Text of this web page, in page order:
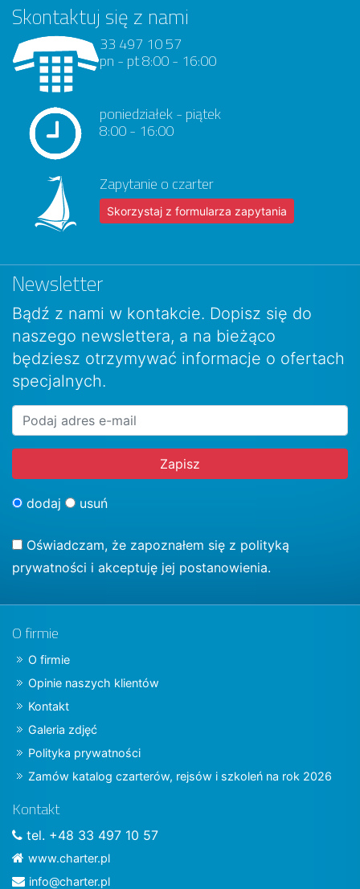
Skontaktuj się z nami
33 497 10 57
pn - pt 8:00 - 16:00
poniedziałek - piątek
8:00 - 16:00
Zapytanie o czarter
Skorzystaj z formularza zapytania
Newsletter
Bądź z nami w kontakcie. Dopisz się do
naszego newslettera, a na bieżąco
będziesz otrzymywać informacje o ofertach
specjalnych.
dodaj usuń
Oświadczam, że zapoznałem się z polityką
prywatności i akceptuję jej postanowienia.
O firmie
O firmie
Opinie naszych klientów
Kontakt
Galeria zdjęć
Polityka prywatności
Zamów katalog czarterów, rejsów i szkoleń na rok 2026
Kontakt
tel. +48 33 497 10 57
www.charter.pl
info@charter.pl